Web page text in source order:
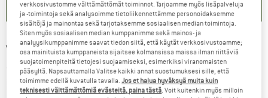
VANGO -Trigon Airhub - Groepstent
(0)
verkkosivustomme välttämättömät toiminnot. Tarjoamme myös lisäpalveluja
ja -toimintoja sekä analysoimme tietoliikennettämme personoidaksemme
sisältöjä ja mainontaa sekä tarjotaksemme sosiaalisen median toimintoja.
Siten myös sosiaalisen median kumppanimme sekä mainos- ja
analyysikumppanimme saavat tiedon siitä, että käytät verkkosivustoamme;
osa mainituista kumppaneista sijaitsee kolmansissa maissa ilman riittäviä
suojatoimenpiteitä tietojesi suojaamiseksi, esimerkiksi viranomaisten
pääsyltä. Napsauttamalla Valitse kaikki annat suostumuksesi sille, että
toimimme edellä kuvatulla tavalla.Jos et halua hyväksyä muita kuin
teknisesti välttämättömiä evästeitä, paina tästä . Voit kuitenkin myös milloin